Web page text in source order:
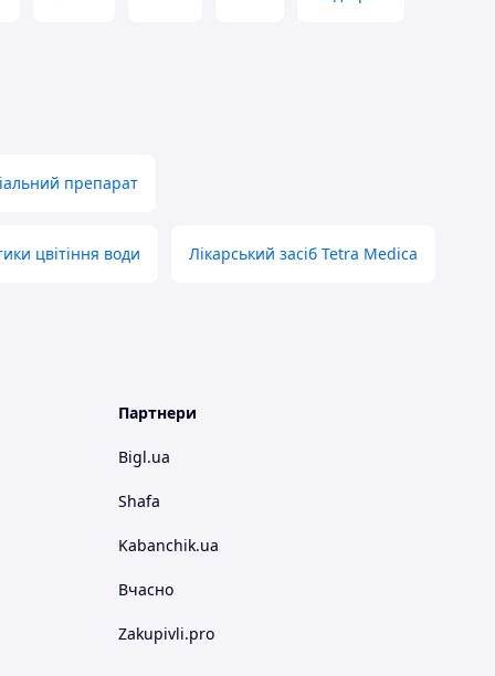
препарат
цвітіння води Лікарський засіб Tetra Medica
Партнери
Bigl.ua
Shafa
Kabanchik.ua
Вчасно
Zakupivli.pro